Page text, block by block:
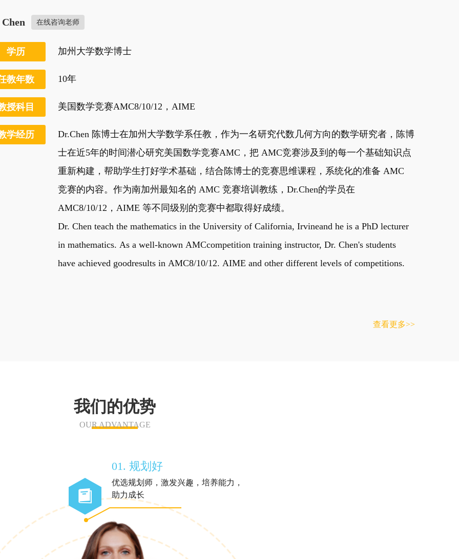
在线咨询老师
学历 加州大学数学博士
教年数 10年
授科目 美国数学竞赛AMC8/10/12，AIME
学经历
Dr.Chen 陈博士在加州大学数学系任教，作为一名研究代数几何方向的数学研究者，陈博
士在近5年的时间潜心研究美国数学竞赛AMC，把 AMC竞赛涉及到的每一个基础知识点
重新构建，帮助学生打好学术基础，结合陈博士的竞赛思维课程，系统化的准备 AMC
竞赛的内容。作为南加州最知名的 AMC 竞赛培训教练，Dr.Chen的学员在
AMC8/10/12，AIME 等不同级别的竞赛中都取得好成绩。
Dr. Chen teach the mathematics in the University of California, Irvineand he is a PhD lecturer
in mathematics. As a well-known AMCcompetition training instructor, Dr. Chen's students
have achieved goodresults in AMC8/10/12. AIME and other different levels of competitions.
查看更多
我们的优势
OUR ADVANTAGE
01. 规划好
优选规划师，激发兴趣，培养能力，
助力成长